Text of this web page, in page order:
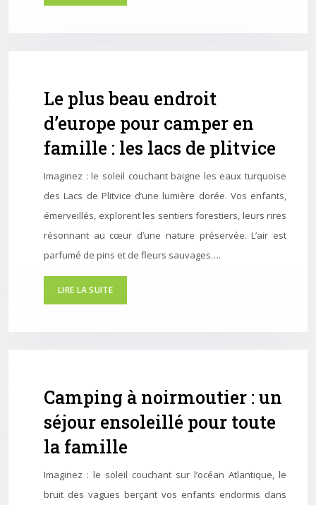
Le plus beau endroit
d’europe pour camper en
famille : les lacs de plitvice
Imaginez : le soleil couchant baigne les eaux turquoise
des Lacs de Plitvice d’une lumière dorée. Vos enfants,
émerveillés, explorent les sentiers forestiers, leurs rires
résonnant au cœur d’une nature préservée. L’air est
parfumé de pins et de fleurs sauvages….
LIRE LA SUITE
Camping à noirmoutier : un
séjour ensoleillé pour toute
la famille
Imaginez : le soleil couchant sur l’océan Atlantique, le
bruit des vagues berçant vos enfants endormis dans